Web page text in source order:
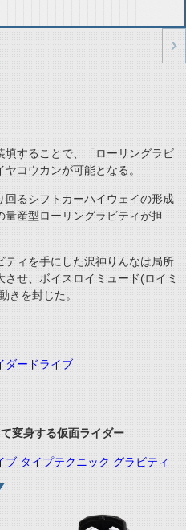
填することで、「ローリングラビ
ヤコウカンが可能となる。
回るシフトカーハイウェイの形成
量産型ローリングラビティが担
ティを手にした沢神りんなは局所
させ、ボイスロイミュード(ロイミ
きを封じた。
ダードライブ
変身する仮面ライダー
ブ タイプテクニック グラビティ